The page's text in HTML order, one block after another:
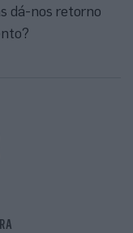
dá-nos retorno